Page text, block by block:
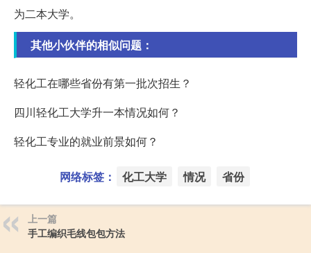
为二本大学。
其他小伙伴的相似问题：
轻化工在哪些省份有第一批次招生？
四川轻化工大学升一本情况如何？
轻化工专业的就业前景如何？
网络标签： 化工大学 情况 省份
上一篇
手工编织毛线包包方法